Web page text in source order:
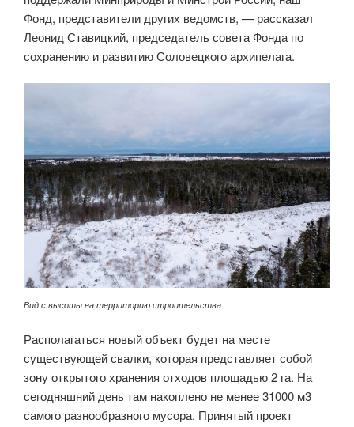
Фонд, представители других ведомств, — рассказал
Леонид Ставицкий, председатель совета Фонда по
сохранению и развитию Соловецкого архипелага.
Вид с высоты на территорию строительства
Располагаться новый объект будет на месте
существующей свалки, которая представляет собой
зону открытого хранения отходов площадью 2 га. На
сегодняшний день там накоплено не менее 31000 м3
самого разнообразного мусора. Принятый проект